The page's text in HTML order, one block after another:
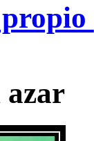
azar